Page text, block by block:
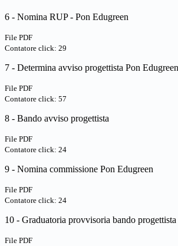
6 - Nomina RUP - Pon Edugreen
File PDF
Contatore click: 29
7 - Determina avviso progettista Pon Edugreen
File PDF
Contatore click: 57
8 - Bando avviso progettista
File PDF
Contatore click: 24
9 - Nomina commissione Pon Edugreen
File PDF
Contatore click: 24
10 - Graduatoria provvisoria bando progettista
File PDF